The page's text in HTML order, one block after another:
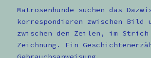
Matrosenhunde suchen das
korrespondieren zwischen Bild
zwischen den Zeilen, im Strich
Zeichnung. Ein